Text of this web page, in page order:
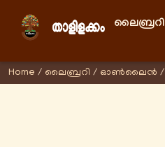
ലൈബ്രറി
Home / ലൈബ്രറി / ഓണ്‍ലൈന്‍ /